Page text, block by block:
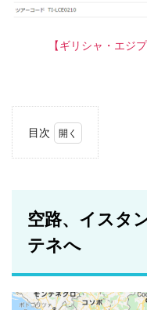
【ギリシャ・エジ
目次
タン
ブー
ル空
港経
アテ
ネへ
空路、イスタ
テネへ